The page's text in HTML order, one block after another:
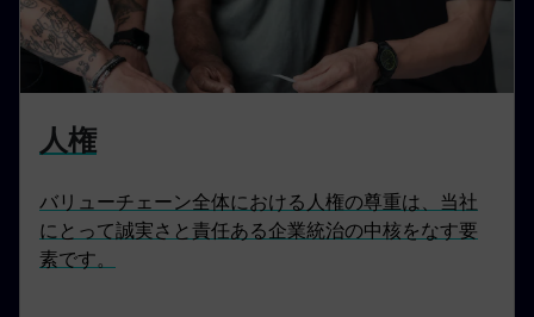
人権
バリューチェーン全体における人権の尊重は、当社
にとって誠実さと責任ある企業統治の中核をなす要
素です。